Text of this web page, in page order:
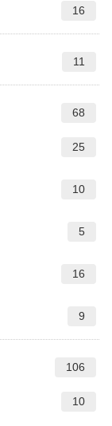
16
11
68
25
10
5
16
9
106
10